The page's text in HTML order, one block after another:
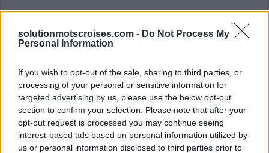
solutionmotscroises.com - Do Not Process My
Personal Information
If you wish to opt-out of the sale, sharing to third parties, or
processing of your personal or sensitive information for
targeted advertising by us, please use the below opt-out
section to confirm your selection. Please note that after your
opt-out request is processed you may continue seeing
interest-based ads based on personal information utilized by
us or personal information disclosed to third parties prior to
Sponsored Links